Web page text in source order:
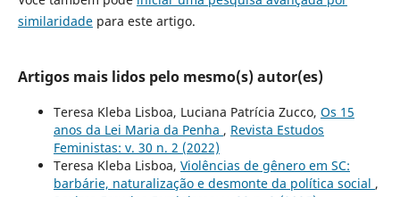
similaridadepara este artigo.
Artigos mais lidos pelo mesmo(s) autor(es)
Teresa Kleba Lisboa, Luciana Patrícia Zucco, Os 15
anos da Lei Maria da Penha , Revista Estudos
Feministas: v. 30 n. 2 (2022)
Teresa Kleba Lisboa, Violências de gênero em SC:
barbárie, naturalização e desmonte da política social ,